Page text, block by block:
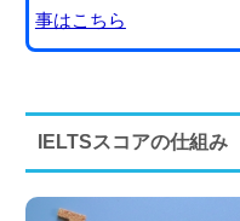
事はこちら
IELTSスコアの仕組み